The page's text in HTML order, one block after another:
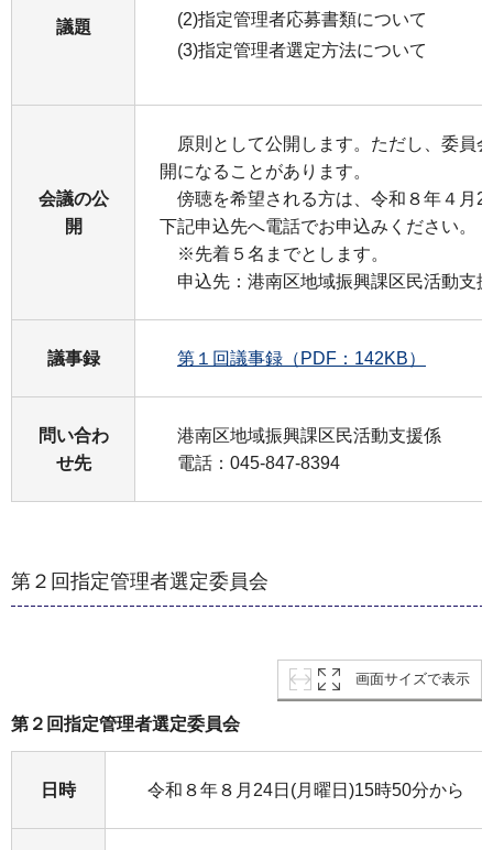
議題
(2)指定管理者応募書類について
(3)指定管理者選定方法について
会議の公
開
原則として公開します。ただし、委員
開になることがあります。
傍聴を希望される⽅は、令和８年４⽉
下記申込先へ電話でお申込みください。
※先着５名までとします。
申込先：港南区地域振興課区民活動支
議事録 第１回議事録（PDF：142KB）
問い合わ
せ先
港南区地域振興課区⺠活動⽀援係
電話：045-847-8394
第２回指定管理者選定委員会
画面サイズで表示
第２回指定管理者選定委員会
日時 令和８年８月24日(月曜日)15時50分から